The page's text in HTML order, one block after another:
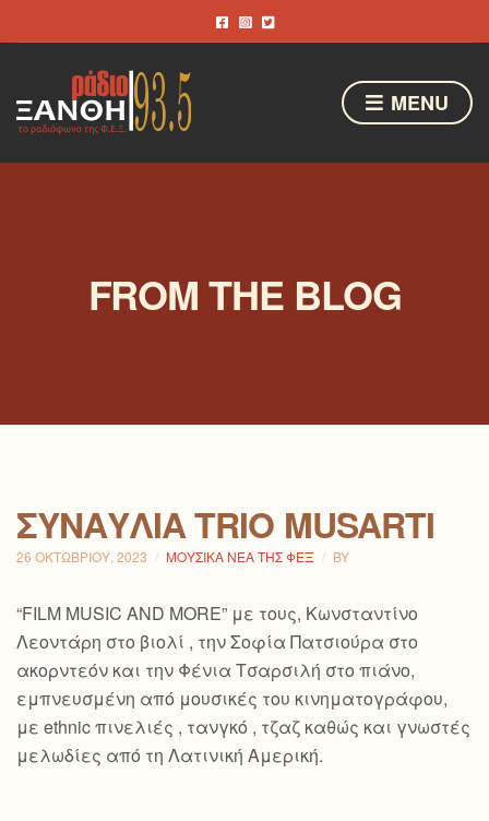
MENU
FROM THE BLOG
ΣΥΝΑΥΛΊΑ TRIO MUSARTI
26 ΟΚΤΩΒΡΊΟΥ, 2023 ΜΟΥΣΙΚΆ ΝΈΑ ΤΗΣ ΦΕΞ BY
“FILM MUSIC AND MORE” με τους, Κωνσταντίνο
Λεοντάρη στο βιολί , την Σοφία Πατσιούρα στο
ακορντεόν και την Φένια Τσαρσιλή στο πιάνο,
εμπνευσμένη από μουσικές του κινηματογράφου,
με ethnic πινελιές , τανγκό , τζαζ καθώς και γνωστές
μελωδίες από τη Λατινική Αμερική.